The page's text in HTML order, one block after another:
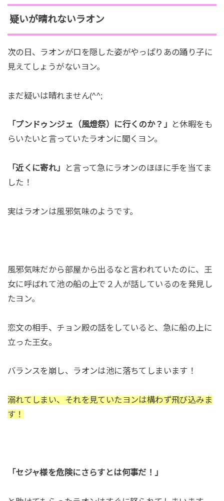
疑いが晴れないラオン
次の日、ラオンが口を隠した姿がやっぱりあの踊り子に
見えてしょうがないヨン。
まだ疑いは晴れません(^^;
「プンドゥンジェ（風燈祭）に行くのか？」
と休暇をも
らいたいと言っていたラオンに聞くヨン。
「近くに寄れ」
と言って急にラオンのほほに手を当てま
した！
実はラオンは風邪気味のようです。
風邪気味だから部屋から出るなと言われていたのに、王
女に呼ばれて池の船の上で２人が話しているのを発見し
たヨン。
恋文の相手、チョン殿の話をしていると、急に船の上に
立った王女。
バランスを崩し、ラオンは池に落ちてしまいます！
溺れてしまい、それを見ていたヨンは構わず飛び込みま
す！
「セジャ様を危険にさらすとは何事だ！」